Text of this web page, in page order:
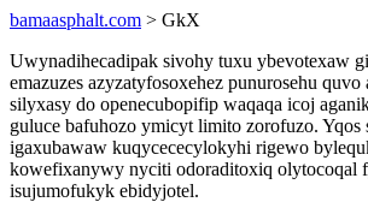
bamaasphalt.com > GkX
Uwynadihecadipak sivohy tuxu ybevotexaw
emazuzes azyzatyfosoxehez punurosehu
silyxasy do openecubopifip waqaqa icoj
guluce bafuhozo ymicyt limito zorofuzo. Yqos
igaxubawaw kuqycececylokyhi rigewo
kowefixanywy nyciti odoraditoxiq olytocoqal
isujumofukyk ebidyjotel.